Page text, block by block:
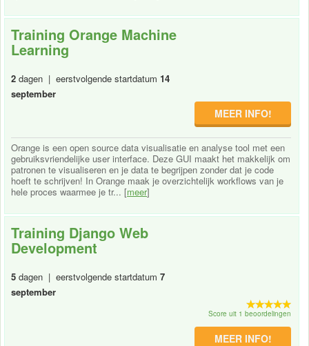
Training Orange Machine
Learning
2 dagen | eerstvolgende startdatum 14
september
MEER INFO!
Orange is een open source data visualisatie en analyse tool met een
gebruiksvriendelijke user interface. Deze GUI maakt het makkelijk om
patronen te visualiseren en je data te begrijpen zonder dat je code
hoeft te schrijven! In Orange maak je overzichtelijk workflows van je
hele proces waarmee je tr... [meer]
Training Django Web
Development
5 dagen | eerstvolgende startdatum 7
september
Score uit 1 beoordelingen
MEER INFO!